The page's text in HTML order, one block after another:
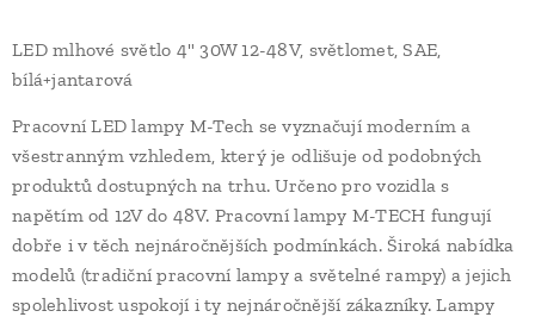
LED mlhové světlo 4" 30W 12-48V, světlomet, SAE,
bílá+jantarová
Pracovní LED lampy M-Tech se vyznačují moderním a
všestranným vzhledem, který je odlišuje od podobných
produktů dostupných na trhu. Určeno pro vozidla s
napětím od 12V do 48V. Pracovní lampy M-TECH fungují
dobře i v těch nejnáročnějších podmínkách. Široká nabídka
modelů (tradiční pracovní lampy a světelné rampy) a jejich
spolehlivost uspokojí i ty nejnáročnější zákazníky. Lampy